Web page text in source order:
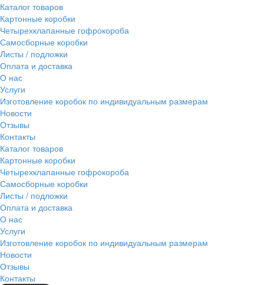
Каталог товаров
Картонные коробки
Четырехклапанные гофрокороба
Самосборные коробки
Листы / подложки
Оплата и доставка
О нас
Услуги
Изготовление коробок по индивидуальным размерам
Новости
Отзывы
Контакты
Каталог товаров
Картонные коробки
Четырехклапанные гофрокороба
Самосборные коробки
Листы / подложки
Оплата и доставка
О нас
Услуги
Изготовление коробок по индивидуальным размерам
Новости
Отзывы
Контакты